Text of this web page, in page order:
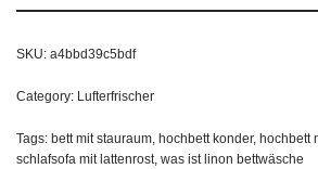
SKU: a4bbd39c5bdf
Category: Lufterfrischer
Tags: bett mit stauraum, hochbett konder, hochbett
schlafsofa mit lattenrost, was ist linon bettwäsche